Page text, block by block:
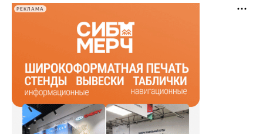
РЕКЛАМА